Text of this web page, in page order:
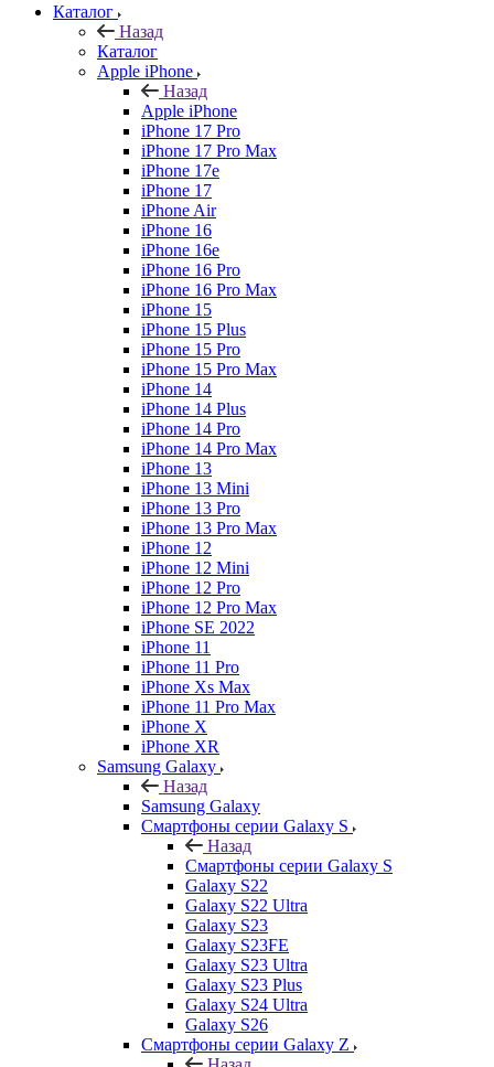
Каталог
Назад
Каталог
Apple iPhone
Назад
Apple iPhone
iPhone 17 Pro
iPhone 17 Pro Max
iPhone 17e
iPhone 17
iPhone Air
iPhone 16
iPhone 16e
iPhone 16 Pro
iPhone 16 Pro Max
iPhone 15
iPhone 15 Plus
iPhone 15 Pro
iPhone 15 Pro Max
iPhone 14
iPhone 14 Plus
iPhone 14 Pro
iPhone 14 Pro Max
iPhone 13
iPhone 13 Mini
iPhone 13 Pro
iPhone 13 Pro Max
iPhone 12
iPhone 12 Mini
iPhone 12 Pro
iPhone 12 Pro Max
iPhone SE 2022
iPhone 11
iPhone 11 Pro
iPhone Xs Max
iPhone 11 Pro Max
iPhone X
iPhone XR
Samsung Galaxy
Назад
Samsung Galaxy
Смартфоны серии Galaxy S
Назад
Смартфоны серии Galaxy S
Galaxy S22
Galaxy S22 Ultra
Galaxy S23
Galaxy S23FE
Galaxy S23 Ultra
Galaxy S23 Plus
Galaxy S24 Ultra
Galaxy S26
Смартфоны серии Galaxy Z